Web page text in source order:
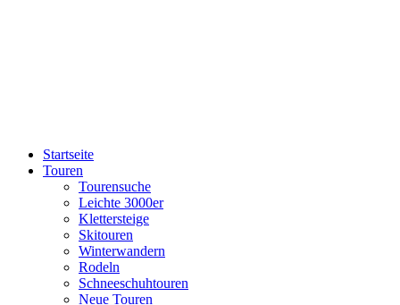
Startseite
Touren
Tourensuche
Leichte 3000er
Klettersteige
Skitouren
Winterwandern
Rodeln
Schneeschuhtouren
Neue Touren